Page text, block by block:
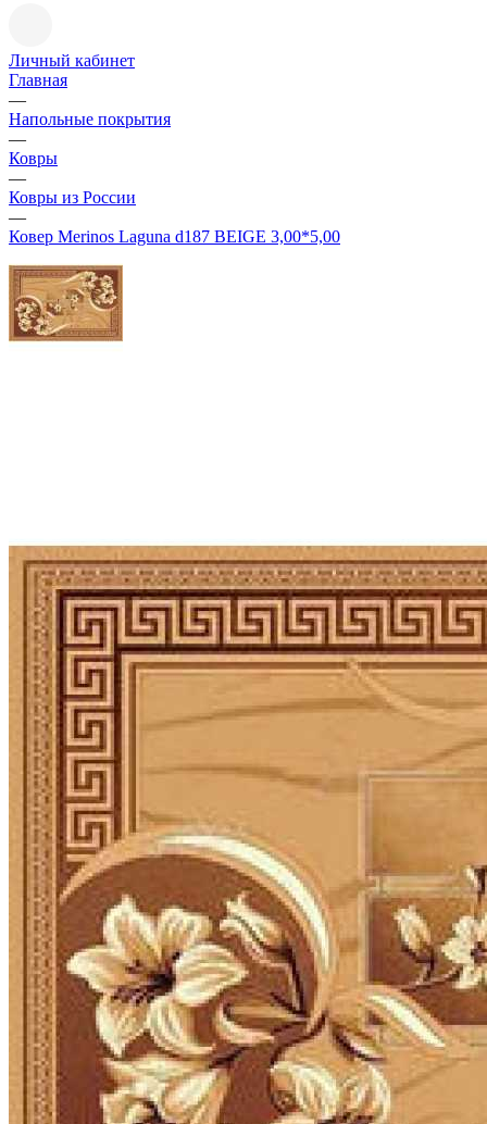
Личный кабинет
Главная
—
Напольные покрытия
—
Ковры
—
Ковры из России
—
Ковер Merinos Laguna d187 BEIGE 3,00*5,00